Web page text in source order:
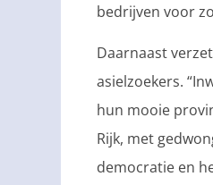
bedrijven voor
Daarnaast
asielzoekers.
hun mooie
Rijk, met
democratie en